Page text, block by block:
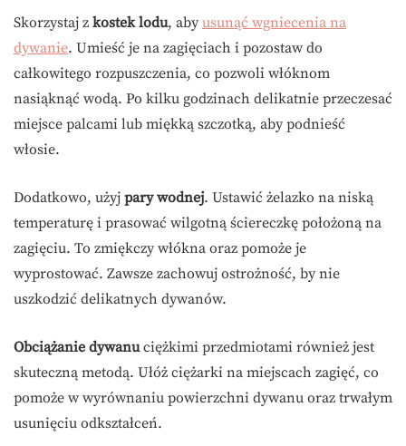
Skorzystaj z kostek lodu, aby usunąć wgniecenia na
dywanie. Umieść je na zagięciach i pozostaw do
całkowitego rozpuszczenia, co pozwoli włóknom
nasiąknąć wodą. Po kilku godzinach delikatnie przeczesać
miejsce palcami lub miękką szczotką, aby podnieść
włosie.
Dodatkowo, użyj pary wodnej. Ustawić żelazko na niską
temperaturę i prasować wilgotną ściereczkę położoną na
zagięciu. To zmiękczy włókna oraz pomoże je
wyprostować. Zawsze zachowuj ostrożność, by nie
uszkodzić delikatnych dywanów.
Obciążanie dywanuciężkimi przedmiotami również jest
skuteczną metodą. Ułóż ciężarki na miejscach zagięć, co
pomoże w wyrównaniu powierzchni dywanu oraz trwałym
usunięciu odkształceń.